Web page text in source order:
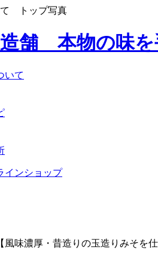
いて
風味濃厚・昔造りの玉造りみそを